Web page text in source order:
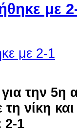
με
την 5η
νίκη
2-1